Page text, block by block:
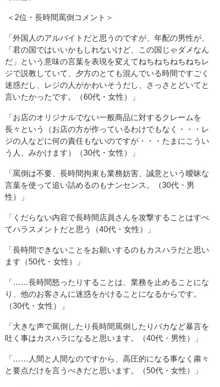
＜2位・長時間罵倒コメント＞
「外国人のアルバイトだと思うのですが、年配の男性が、
「君の国ではいいかもしれないけど、この国じゃダメなん
だ」という意味の言葉を表現を変えてねちねちねちねちレ
ジで説教していて、夕方のとても混んでいる時間ですごく
迷惑だし、レジの人がかわいそうだし、さっさとどいてと
言いたかったです。（60代・女性）」
「お店のオリジナルでない一般商品に対するクレームを
長々という（お店の方が作っているわけでもなく・・・レ
ジの人などに何の責任もないのですが・・・たまにこうい
う人、みかけます）（30代・女性）」
「罵倒は不要、長時間拘束も業務妨害、誠意という曖昧な
言葉を使って追い詰めるのもナンセンス。（30代・男
性）」
「くだらない内容で長時間店員さんを攻撃することはすべ
てハラスメントだと思う（40代・女性）」
「長時間できないことをお願いするのもカスハラだと思い
ます（50代・女性）」
「……長時間怒ったりすることは、業務を止めることにな
り、他のお客さんに迷惑をかけることになるからです。
（30代・女性）」
「大きな声で罵倒したり長時間罵倒したりバカなど暴言を
吐く事はカスハラになると思います。（40代・男性）」
「……人間と人間なのですから、高圧的になる事なく粛々
と要点だけを言うべきだと思います。（50代・女性）」